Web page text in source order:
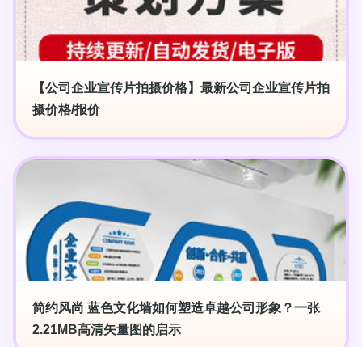
【公司企业宣传片拍摄价格】最新公司企业宣传片拍
摄价格/报价
简约风尚 蓝色文化墙如何塑造卓越公司形象？一张
2.21MB高清矢量图的启示